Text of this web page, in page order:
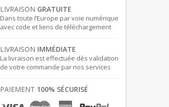
LIVRAISON GRATUITE
Dans toute l’Europe par voie numérique
avec code et liens de téléchargement
LIVRAISON IMMÉDIATE
La livraison est effectuée dès validation
de votre commande par nos services
PAIEMENT 100% SÉCURISÉ